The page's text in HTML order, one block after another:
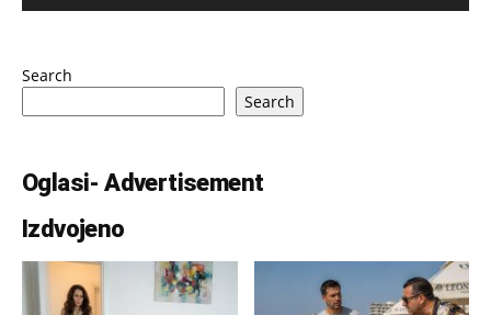
Search
Search
Oglasi- Advertisement
Izdvojeno